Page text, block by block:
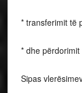
* transferimit të
* dhe
Sipas